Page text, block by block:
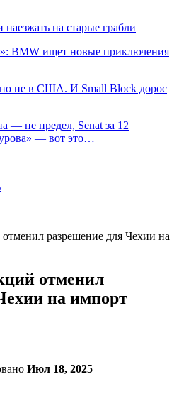
на старые грабли
BMW ищет новые приключения
но не в США. И Small Block дорос
— не предел, Senat за 12
— вот это…
разрешение для Чехии на
отменил
на импорт
Июл 18, 2025